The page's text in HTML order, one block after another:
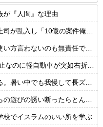
が『人間』な理由
たな負け犬w」→取引先社長「誰だね君は…」既に契約成立していて…
言わないのも無責任では？
車と衝突→乗ってた三人組が車を捨て逃走ｗｗｗｗｗｗ
ン履いてる。半ズボンはモテ無い。厳しいって
たらとんでもないこと言われたんだが
校でイスラムのいい所を学ぶ